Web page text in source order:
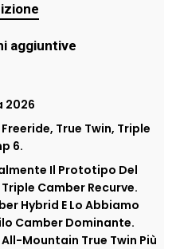
aggiuntive
2026
True Twin, Triple
6.
Il Prototipo Del
Camber Recurve.
Hybrid E Lo Abbiamo
Camber Dominante.
Mountain True Twin Più